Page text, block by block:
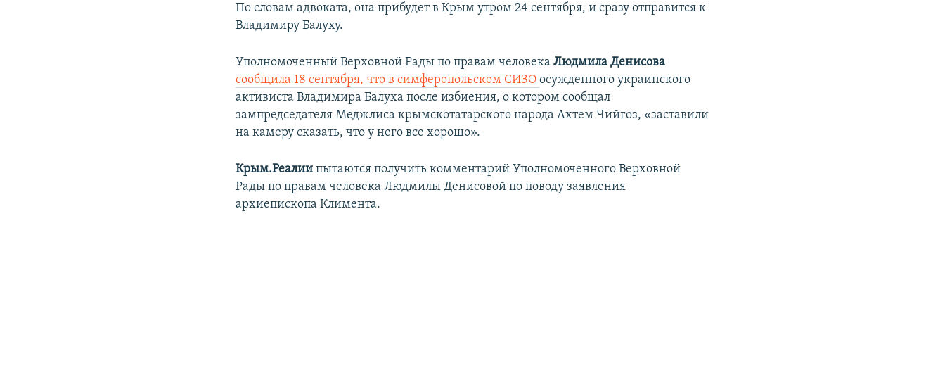
По словам адвоката, она прибудет в Крым утром 24 сентября, и сразу отправится к
Владимиру Балуху.
Уполномоченный Верховной Рады по правам человекаЛюдмила Денисова
сообщила 18 сентября, что в симферопольском СИЗОосужденного украинского
активиста Владимира Балуха после избиения, о котором сообщал
зампредседателя Меджлиса крымскотатарского народа Ахтем Чийгоз, «заставили
на камеру сказать, что у него все хорошо».
Крым.Реалии пытаются получить комментарий Уполномоченного Верховной
Рады по правам человека Людмилы Денисовой по поводу заявления
архиепископа Климента.